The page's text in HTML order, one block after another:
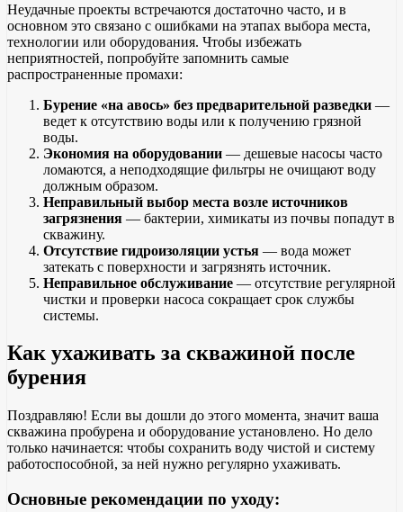
Неудачные проекты встречаются достаточно часто, и в
основном это связано с ошибками на этапах выбора места,
технологии или оборудования. Чтобы избежать
неприятностей, попробуйте запомнить самые
распространенные промахи:
Бурение «на авось» без предварительной разведки —
ведет к отсутствию воды или к получению грязной
воды.
Экономия на оборудовании — дешевые насосы часто
ломаются, а неподходящие фильтры не очищают воду
должным образом.
Неправильный выбор места возле источников
загрязнения — бактерии, химикаты из почвы попадут в
скважину.
Отсутствие гидроизоляции устья — вода может
затекать с поверхности и загрязнять источник.
Неправильное обслуживание — отсутствие регулярной
чистки и проверки насоса сокращает срок службы
системы.
Как ухаживать за скважиной после
бурения
Поздравляю! Если вы дошли до этого момента, значит ваша
скважина пробурена и оборудование установлено. Но дело
только начинается: чтобы сохранить воду чистой и систему
работоспособной, за ней нужно регулярно ухаживать.
Основные рекомендации по уходу: